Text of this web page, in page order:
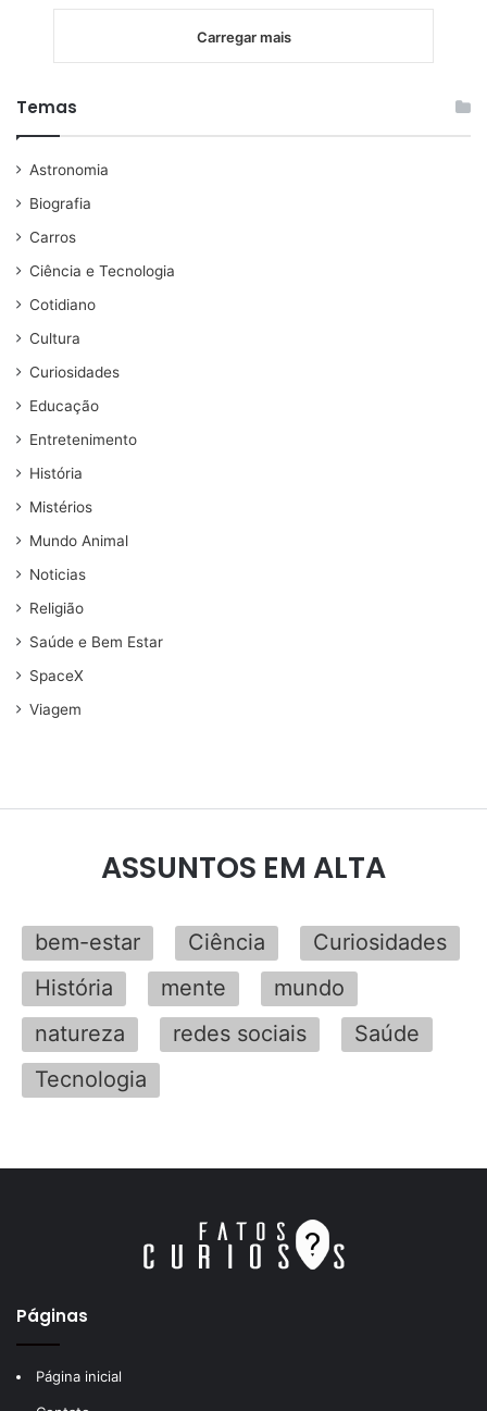
Carregar mais
Temas
Astronomia
Biografia
Carros
Ciência e Tecnologia
Cotidiano
Cultura
Curiosidades
Educação
Entretenimento
História
Mistérios
Mundo Animal
Noticias
Religião
Saúde e Bem Estar
SpaceX
Viagem
ASSUNTOS EM ALTA
bem-estar Ciência
Curiosidades
História
mente
mundo
natureza
redes sociais
Saúde
Tecnologia
Páginas
Página inicial